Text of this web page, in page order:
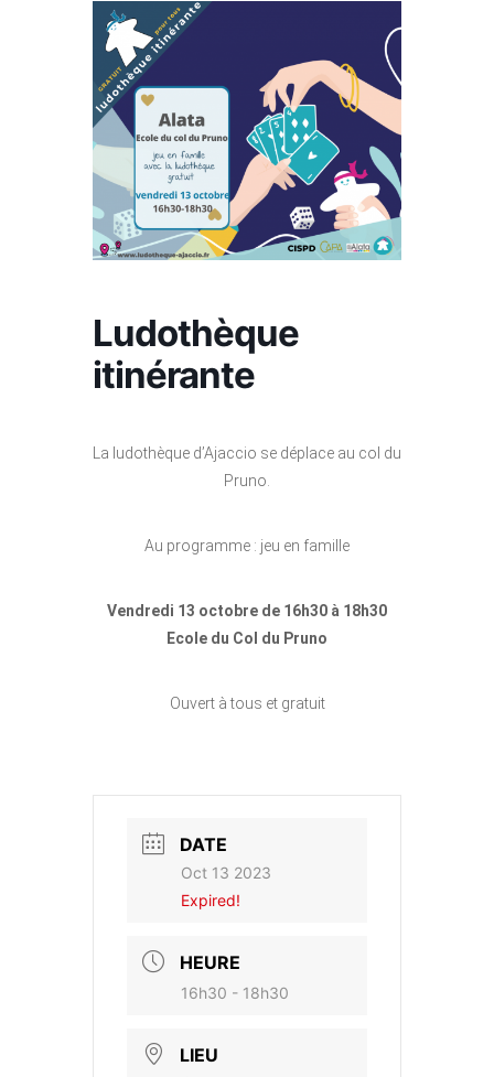
Ludothèque
itinérante
La ludothèque d’Ajaccio se déplace au col du
Pruno.
Au programme : jeu en famille
Vendredi 13 octobre de 16h30 à 18h30
Ecole du Col du Pruno
Ouvert à tous et gratuit
DATE
Oct 13 2023
Expired!
HEURE
16h30 - 18h30
LIEU